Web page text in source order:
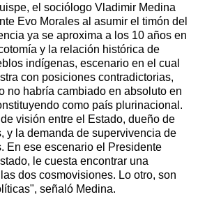
el sociólogo Vladimir Medina
Evo Morales al asumir el timón del
ya se aproxima a los 10 años en
y la relación histórica de
indígenas, escenario en el cual
con posiciones contradictorias,
no habría cambiado en absoluto en
como país plurinacional.
visión entre el Estado, dueño de
y la demanda de supervivencia de
En ese escenario el Presidente
le cuesta encontrar una
dos cosmovisiones. Lo otro, son
señaló Medina.